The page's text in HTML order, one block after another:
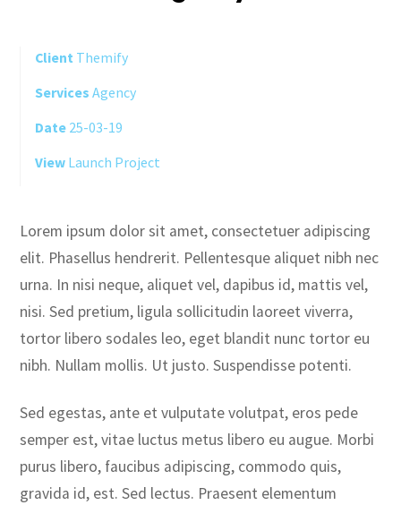
Client Themify
Services Agency
Date 25-03-19
View Launch Project
Lorem ipsum dolor sit amet, consectetuer adipiscing
elit. Phasellus hendrerit. Pellentesque aliquet nibh nec
urna. In nisi neque, aliquet vel, dapibus id, mattis vel,
nisi. Sed pretium, ligula sollicitudin laoreet viverra,
tortor libero sodales leo, eget blandit nunc tortor eu
nibh. Nullam mollis. Ut justo. Suspendisse potenti.
Sed egestas, ante et vulputate volutpat, eros pede
semper est, vitae luctus metus libero eu augue. Morbi
purus libero, faucibus adipiscing, commodo quis,
gravida id, est. Sed lectus. Praesent elementum